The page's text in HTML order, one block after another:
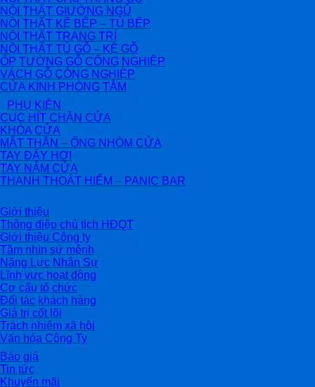
NỘI THẤT GIƯỜNG NGỦ
NỘI THẤT KỆ BẾP – TỦ BẾP
NỘI THẤT TRANG TRÍ
NỘI THẤT TỦ GỖ – KỆ GỖ
ỐP TƯỜNG GỖ CÔNG NGHIỆP
VÁCH GỖ CÔNG NGHIỆP
CỬA KÍNH PHÒNG TẮM
PHỤ KIỆN
CỤC HÍT CHẶN CỬA
KHÓA CỬA
MẮT THẦN – ỐNG NHÒM CỬA
TAY ĐẨY HƠI
TAY NẮM CỬA
THANH THOÁT HIỂM – PANIC BAR
Giới thiệu
Thông điệp chủ tịch HĐQT
Giới thiệu Công ty
Tầm nhìn sứ mệnh
Năng Lực Nhân Sự
Lĩnh vực hoạt động
Cơ cấu tổ chức
Đối tác khách hàng
Giá trị cốt lõi
Trách nhiệm xã hội
Văn hóa Công Ty
Báo giá
Tin tức
Khuyến mãi